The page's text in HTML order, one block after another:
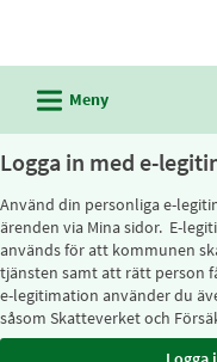
tjänster
-
Kungsörs
kommun
L Meny
Logga in med e-
Använd din personliga e-
ärenden via Mina sidor. E-
används för att kommunen
tjänsten samt att rätt person
e-legitimation använder du
såsom Skatteverket och